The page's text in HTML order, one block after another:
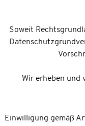
Soweit
Wir erheben und
Einwilligung gemäß